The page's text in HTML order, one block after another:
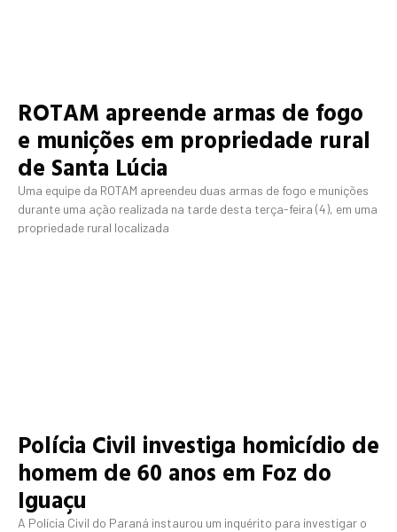
ROTAM apreende armas de fogo
e munições em propriedade rural
de Santa Lúcia
Uma equipe da ROTAM apreendeu duas armas de fogo e munições
durante uma ação realizada na tarde desta terça-feira (4), em uma
propriedade rural localizada
Polícia Civil investiga homicídio de
homem de 60 anos em Foz do
Iguaçu
A Polícia Civil do Paraná instaurou um inquérito para investigar o